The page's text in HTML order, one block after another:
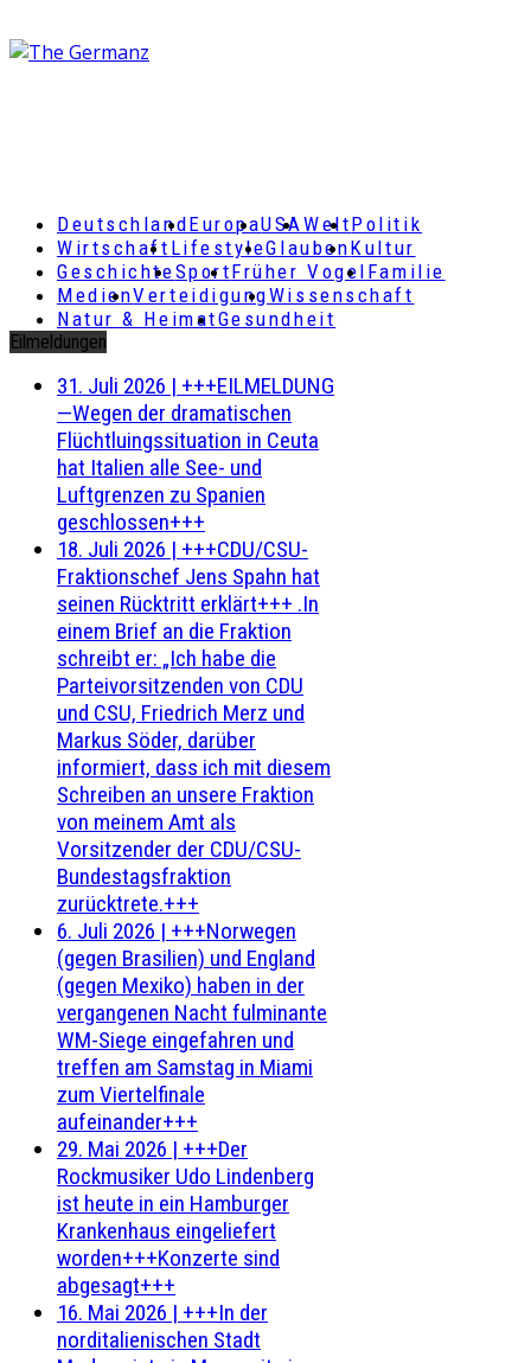
DeutschlandEuropaUSAWeltPolitik
Wirtschaft LifestyleGlaubenKultur
GeschichteSportFrüher Vogel Familie
MedienVerteidigungWissenschaft
Natur & HeimatGesundheit
Eilmeldungen
31. Juli 2026 | +++EILMELDUNG
—Wegen der dramatischen
Flüchtluingssituation in Ceuta
hat Italien alle See- und
Luftgrenzen zu Spanien
geschlossen+++
18. Juli 2026 | +++CDU/CSU-
Fraktionschef Jens Spahn hat
seinen Rücktritt erklärt+++ .In
einem Brief an die Fraktion
schreibt er: „Ich habe die
Parteivorsitzenden von CDU
und CSU, Friedrich Merz und
Markus Söder, darüber
informiert, dass ich mit diesem
Schreiben an unsere Fraktion
von meinem Amt als
Vorsitzender der CDU/CSU-
Bundestagsfraktion
zurücktrete.+++
6. Juli 2026 | +++Norwegen
(gegen Brasilien) und England
(gegen Mexiko) haben in der
vergangenen Nacht fulminante
WM-Siege eingefahren und
treffen am Samstag in Miami
zum Viertelfinale
aufeinander+++
29. Mai 2026 | +++Der
Rockmusiker Udo Lindenberg
ist heute in ein Hamburger
Krankenhaus eingeliefert
worden+++Konzerte sind
abgesagt+++
16. Mai 2026 | +++In der
norditalienischen Stadt